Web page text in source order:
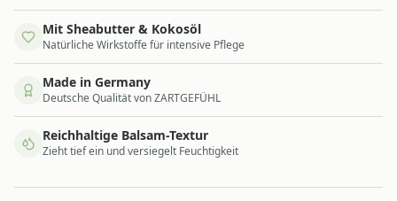
Mit Sheabutter & Kokosöl
Natürliche Wirkstoffe für intensive Pflege
Made in Germany
Deutsche Qualität von ZARTGEFÜHL
Reichhaltige Balsam-Textur
Zieht tief ein und versiegelt Feuchtigkeit